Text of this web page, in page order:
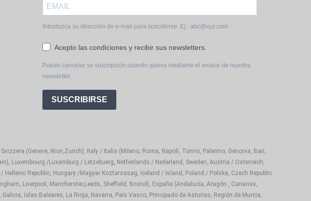
Introduzca su dirección de e-mail para suscribirse. Ej.: abc@xyz.com
Acepto las condiciones y recibir sus newsletters.
Puede cancelar su suscripción cuando quiera mediante el enlace de nuestra
newsletter.
SUSCRIBIRSE
(Geneve, Nion,Zurich), Italy / Italia (Milano, Roma, Napoli, Torino, Palermo, Genorva, Bari,
Luxembourg /Luxemburg / Letzebuerg, Netherlands / Nederland, Sweden, Austria / Osterreich,
Republic, Hungary /Magyar Koztarsasag, Iceland / Island, Poland / Polska, Czech Republic
Liverpool, Mancherster,Leeds, Sheffield, Bristol), España (Andalucía, Aragón , Canarias,
Islas Baleares, La Rioja, Navarra, País Vasco, Principado de Asturias, Región de Murcia,